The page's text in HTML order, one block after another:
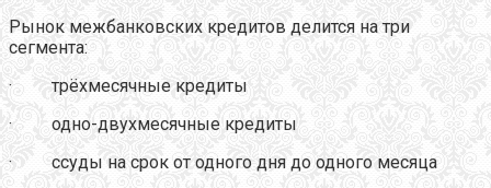
Рынок межбанковских кредитов делится на три
сегмента:
· трёхмесячные кредиты
· одно-двухмесячные кредиты
· ссуды на срок от одного дня до одного месяца